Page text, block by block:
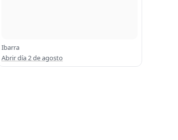
Ibarra
Abrir día 2 de agosto